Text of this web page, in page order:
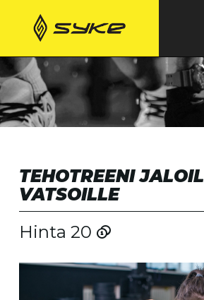
TEHOTREENI
VATSOILLE
Hinta 20